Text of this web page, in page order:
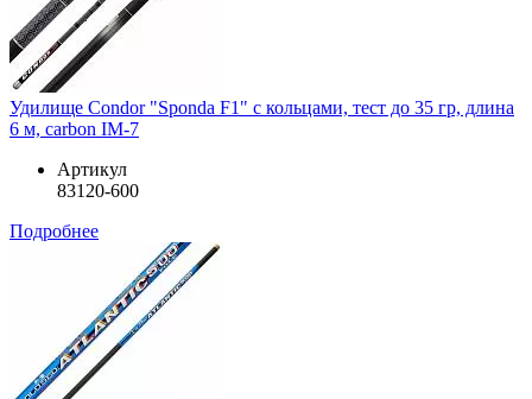
Удилище Condor "Sponda F1" с кольцами, тест до 35 гр, длина
6 м, carbon IM-7
Артикул
83120-600
Подробнее